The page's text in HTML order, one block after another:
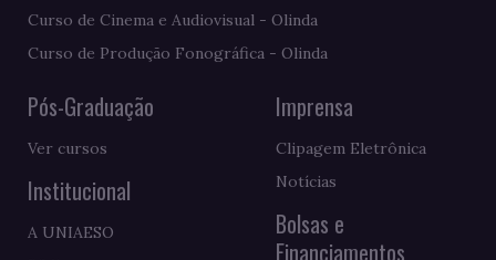
Curso de Cinema e Audiovisual - Olinda
Curso de Produção Fonográfica - Olinda
Pós-Graduação
Ver cursos
Institucional
A UNIAESO
Imprensa
Clipagem Eletrônica
Notícias
Bolsas e
Financiamentos